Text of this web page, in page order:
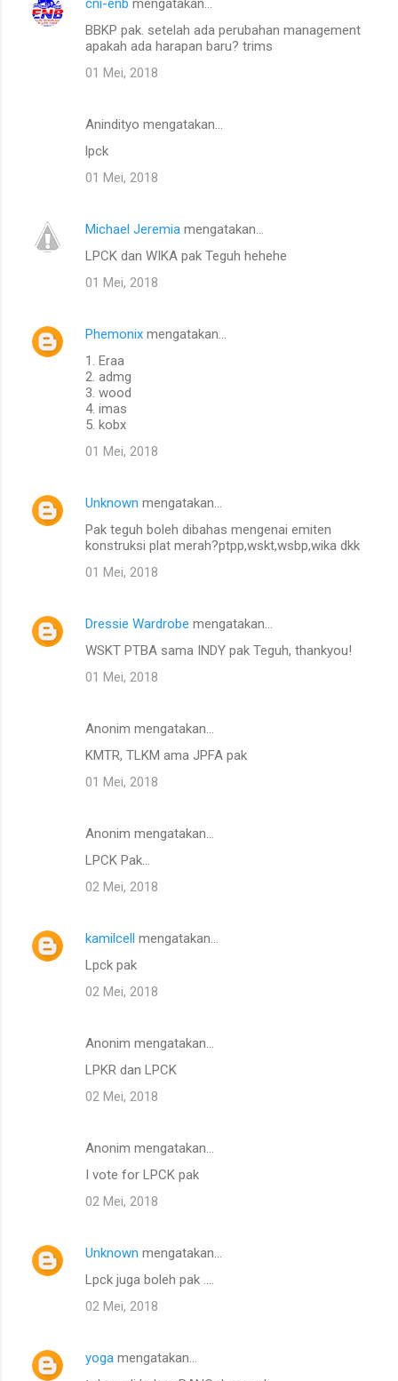
BBKP pak. setelah ada perubahan management
apakah ada harapan baru? trims
01 Mei, 2018
Anindityo mengatakan…
lpck
01 Mei, 2018
Michael Jeremia mengatakan…
LPCK dan WIKA pak Teguh hehehe
01 Mei, 2018
Phemonix mengatakan…
1. Eraa
2. admg
3. wood
4. imas
5. kobx
01 Mei, 2018
Unknown mengatakan…
Pak teguh boleh dibahas mengenai emiten
konstruksi plat merah?ptpp,wskt,wsbp,wika dkk
01 Mei, 2018
Dressie Wardrobe mengatakan…
WSKT PTBA sama INDY pak Teguh, thankyou!
01 Mei, 2018
Anonim mengatakan…
KMTR, TLKM ama JPFA pak
01 Mei, 2018
Anonim mengatakan…
LPCK Pak...
02 Mei, 2018
kamilcell mengatakan…
Lpck pak
02 Mei, 2018
Anonim mengatakan…
LPKR dan LPCK
02 Mei, 2018
Anonim mengatakan…
I vote for LPCK pak
02 Mei, 2018
Unknown mengatakan…
Lpck juga boleh pak ....
02 Mei, 2018
yoga mengatakan…